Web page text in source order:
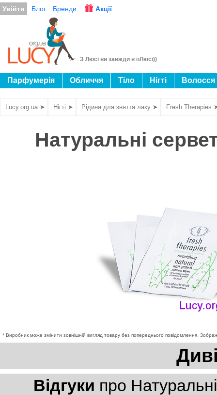
Увійти Блог Бренди Акції
З Люсі ви завжди в пЛюсі))
Парфумерія Обличчя Тіло Нігті Волосся
Lucy.org.ua ➤ Нігті ➤ Рідина для зняття лаку ➤ Fresh Therapies
Натуральні
* Виробник може змінити зовнішній вигляд товару без попереднього повідомлення.
Відгуки про